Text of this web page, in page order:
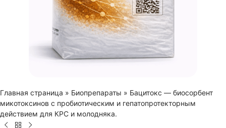
Главная страница » Биопрепараты » Бацитокс — биосорбент
микотоксинов с пробиотическим и гепатопротекторным
действием для КРС и молодняка.